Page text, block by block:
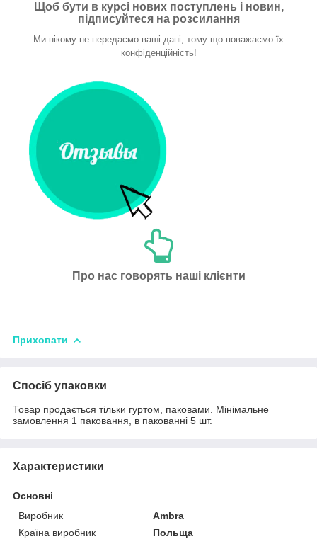
Щоб бути в курсі нових поступлень і новин,
підписуйтеся на розсилання
Ми нікому не передаємо ваші дані, тому що поважаємо їх
конфіденційність!
Про нас говорять наші клієнти
Приховати
Спосіб упаковки
Товар продається тільки гуртом, паковами. Мінімальне
замовлення 1 паковання, в пакованні 5 шт.
Характеристики
Основні
Виробник
Ambra
Країна виробник
Польща